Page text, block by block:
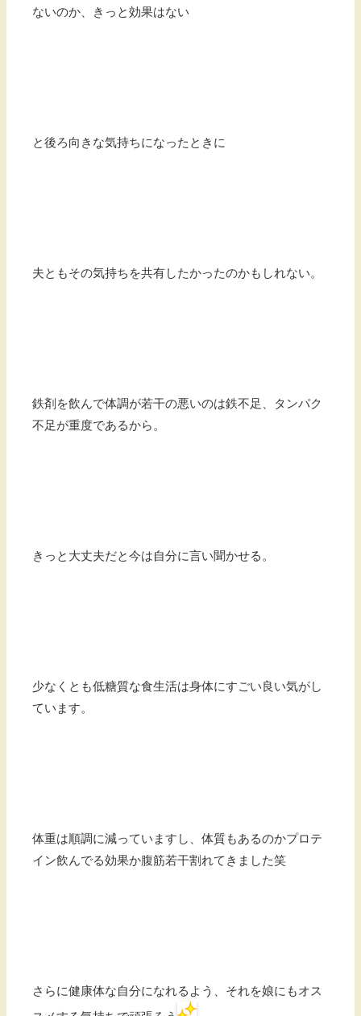
ないのか、きっと効果はない
と後ろ向きな気持ちになったときに
夫ともその気持ちを共有したかったのかもしれない。
鉄剤を飲んで体調が若干の悪いのは鉄不足、タンパク
不足が重度であるから。
きっと大丈夫だと今は自分に言い聞かせる。
少なくとも低糖質な食生活は身体にすごい良い気がし
ています。
体重は順調に減っていますし、体質もあるのかプロテ
イン飲んでる効果か腹筋若干割れてきました笑
さらに健康体な自分になれるよう、それを娘にもオス